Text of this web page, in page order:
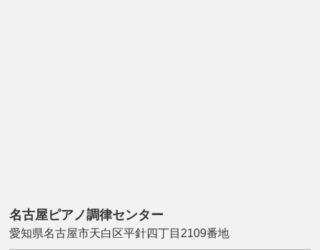
名古屋ピアノ調律センター
愛知県名古屋市天白区平針四丁目2109番地